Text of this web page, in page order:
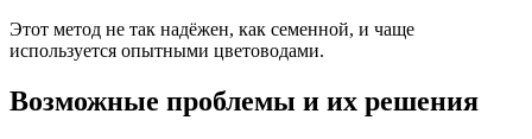
Этот метод не так надёжен, как семенной, и чаще
используется опытными цветоводами.
Возможные проблемы и их решения